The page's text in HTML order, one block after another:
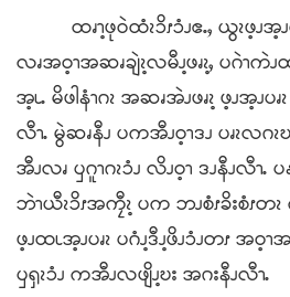
ထၧၫ့ဖုဝဲထံၩၥိၭၥံၪဧႉႇ ယွၩဖ့ၪအ့ၪ
လၧအဝ့ၫအဆၧချဲၩ့လမီၪ့ဖၧၩ့ႇ ပဂဲၫကဲၪ
အ့ၬႉ မိဖါနံၫဂၩ အဆၧအဲၪဖၧၩ့ ဖ့ၪအ့ၪပ
လီၫႉ မွဲဆၧနီၪ ပကအီၪဝ့ၫဒၪ ပၧၩလ
အီၪလၧ ၦဂူၫဂၩၥံၪ လိၪဝ့ၫ ဒၪနီၪလီၫႉ
ဘဲၫယီၩၥိၭအကၠီၩ့ ပက ဘၪစံၭခိးစံၭတ
ဖ့ၪထၬအ့ၪပၧၩ ပဂံၪ့ဒီၪ့ဖိၪၥံၪတၭ အဝ့
ၦၡၩၥံၪ ကအီၪလဖျိၪ့ဎး အဂးနီၪလီၫႉ